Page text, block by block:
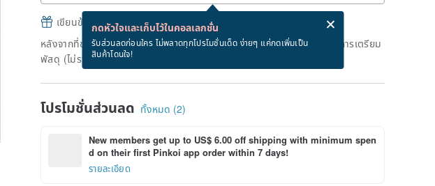
กดหัวใจและเก็บไว้ในคอลเลกชั่น
รับส่วนลดก่อนใคร ไม่พลาดทุกโปรโมชั่นเด็ด ง่ายๆ แค่กดเพิ่มเป็น
สินค้าโดนใจ!
เขียนข้อความและส่ง eCard ฟรีเมื่อซื้อสินค้า!
หลังจากที่ชำระเงินถึงวันที่จะจัดส่งสินค้า จะใช้เวลาประมาณ 2 วันทางการในการเตรียม
พัสดุ (ไม่รวมวันหยุด)
โปรโมชั่นส่วนลด ทั้งหมด (2)
New members get up to US$ 6.00 off shipping with minimum spen
d on their first Pinkoi app order within 7 days!
รายละเอียด